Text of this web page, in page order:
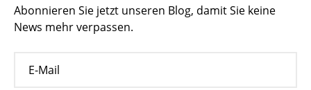
Abonnieren Sie jetzt unseren Blog, damit Sie keine
News mehr verpassen.